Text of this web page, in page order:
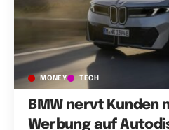
MONEY TECH
BMW nervt Kunden
Werbung auf